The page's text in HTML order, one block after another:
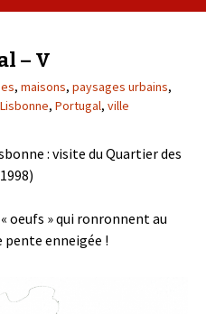
– V
, maisons, paysages urbains,
Lisbonne, Portugal, ville
: visite du Quartier des
oeufs » qui ronronnent au
pente enneigée !